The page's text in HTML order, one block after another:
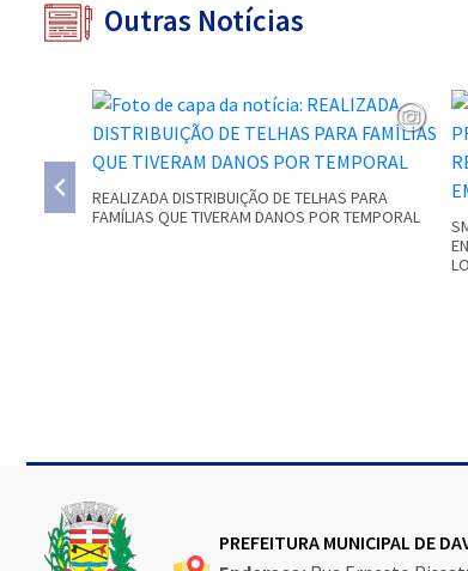
Outras Notícias
REALIZADA DISTRIBUIÇÃO DE TELHAS PARA
FAMÍLIAS QUE TIVERAM DANOS POR TEMPORAL
PREFEITURA MUNICIPAL DE